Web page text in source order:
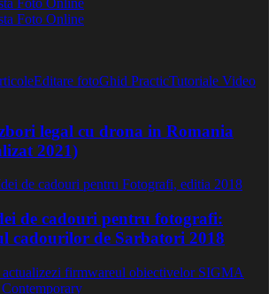
Editare fotoGhid PracticTutoriale Video
legal cu drona in Romania
2021)
de cadouri pentru fotografi:
cadourilor de Sarbatori 2018